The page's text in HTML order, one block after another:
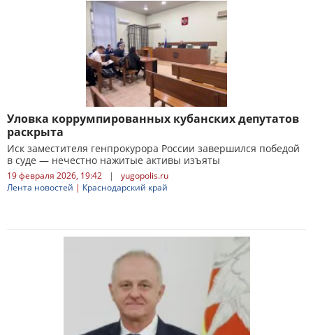
Уловка коррумпированных кубанских депутатов
раскрыта
Иск заместителя генпрокурора России завершился победой
в суде — нечестно нажитые активы изъяты
19 февраля 2026, 19:42 |
yugopolis.ru
Лента новостей | Краснодарский край